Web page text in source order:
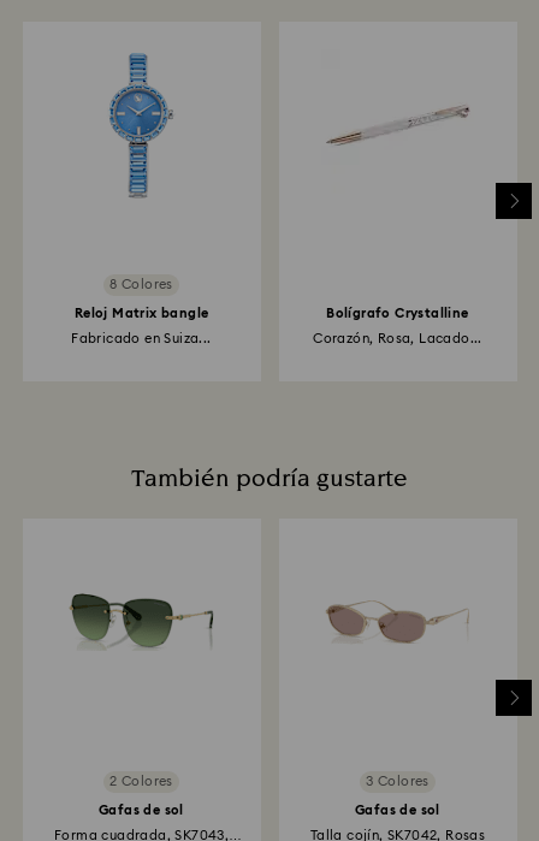
8 Colores
Reloj Matrix bangle
Fabricado en Suiza...
Bolígrafo Crystalline
Corazón, Rosa, Lacado...
También podría gustarte
2 Colores
Gafas de sol
Forma cuadrada, SK7043,
3 Colores
Gafas de sol
Talla cojín, SK7042, Rosas